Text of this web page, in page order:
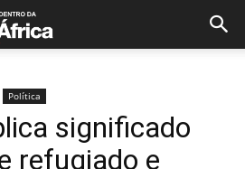
Política
significado
refugiado e